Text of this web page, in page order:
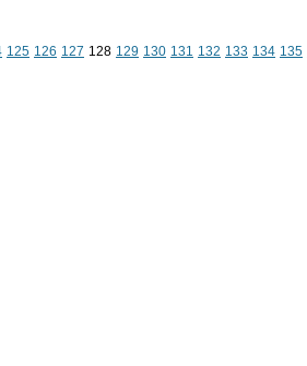
125 126 127 128 129 130 131 132 133 134 135